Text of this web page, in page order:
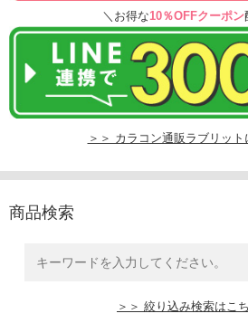
＼お得な10％OFFクーポン
＞＞ カラコン通販ラブリット
商品検索
＞＞ 絞り込み検索はこ